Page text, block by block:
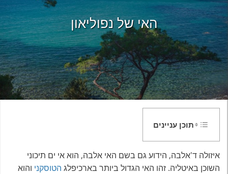
האי של נפוליאון
תוכן עניינים
איזולה ד'אלבה, הידוע גם בשם האי אלבה, הוא אי ים תיכוני
השוכן באיטליה. זהו האי הגדול ביותר בארכיפלג הטוסקני והוא